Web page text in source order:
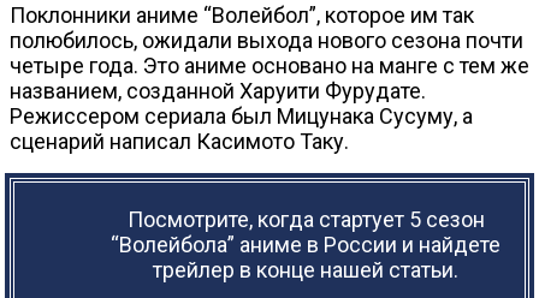
Поклонники аниме “Волейбол”, которое им так
полюбилось, ожидали выхода нового сезона почти
четыре года. Это аниме основано на манге с тем же
названием, созданной Харуити Фурудате.
Режиссером сериала был Мицунака Сусуму, а
сценарий написал Касимото Таку.
Посмотрите, когда стартует 5 сезон
“Волейбола” аниме в России и найдете
трейлер в конце нашей статьи.